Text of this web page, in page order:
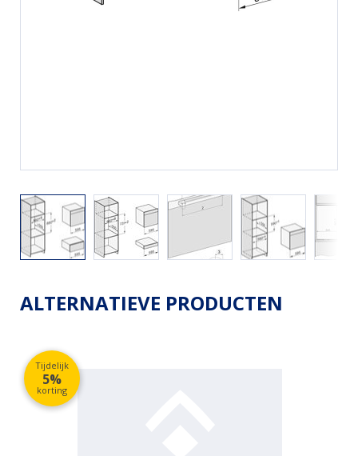
ALTERNATIEVE PRODUCTEN
Tijdelijk
5%
korting